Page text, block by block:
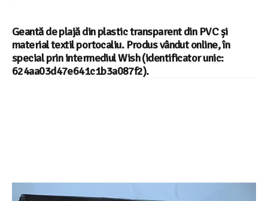
Geantă de plajă din plastic transparent din PVC și
material textil portocaliu. Produs vândut online, în
special prin intermediul Wish (identificator unic:
624aa03d47e641c1b3a087f2).